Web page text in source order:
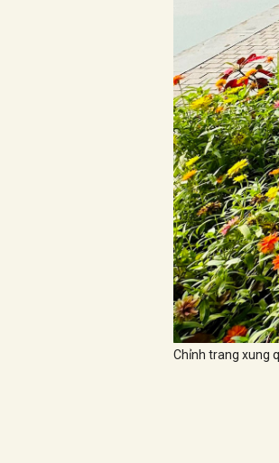
Chỉnh trang xung